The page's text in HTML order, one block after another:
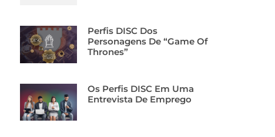
Perfis DISC Dos
Personagens De “Game Of
Thrones”
Os Perfis DISC Em Uma
Entrevista De Emprego